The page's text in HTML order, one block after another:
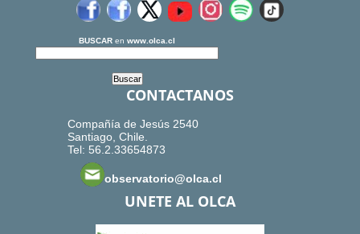
BUSCAR en www.olca.cl
CONTACTANOS
Compañía de Jesús 2540
Santiago, Chile.
Tel: 56.2.33654873
observatorio@olca.cl
UNETE AL OLCA